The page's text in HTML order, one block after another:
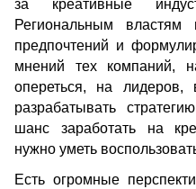
за креативные
Региональным властям
предпочтений и
мнений тех компаний,
опереться, на
разрабатывать
шанс заработать на
нужно уметь
Есть огромные